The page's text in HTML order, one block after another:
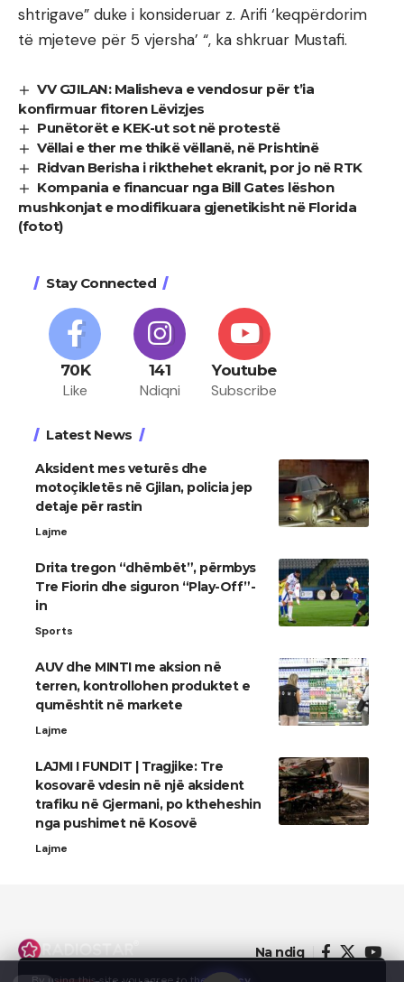
shtrigave” duke i konsideruar z. Arifi ‘keqpërdorim
të mjeteve për 5 vjersha’ “, ka shkruar Mustafi.
VV GJILAN: Malisheva e vendosur për t’ia
konfirmuar fitoren Lëvizjes
Punëtorët e KEK-ut sot në protestë
Vëllai e ther me thikë vëllanë, në Prishtinë
Ridvan Berisha i rikthehet ekranit, por jo në RTK
Kompania e financuar nga Bill Gates lëshon
mushkonjat e modifikuara gjenetikisht në Florida
(fotot)
Stay Connected
70K
Like
141
Ndiqni
Youtube
Subscribe
Latest News
Aksident mes veturës dhe
motoçikletës në Gjilan, policia jep
detaje për rastin
Lajme
Drita tregon “dhëmbët”, përmbys
Tre Fiorin dhe siguron “Play-Off”-
in
Sports
AUV dhe MINTI me aksion në
terren, kontrollohen produktet e
qumështit në markete
Lajme
LAJMI I FUNDIT | Tragjike: Tre
kosovarë vdesin në një aksident
trafiku në Gjermani, po ktheheshin
nga pushimet në Kosovë
Lajme
Na ndiq